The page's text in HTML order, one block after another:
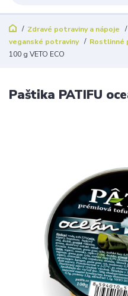
Zdravé potraviny a nápoje
veganské potraviny
Rostlinné
100 g VETO ECO
Paštika PATIFU